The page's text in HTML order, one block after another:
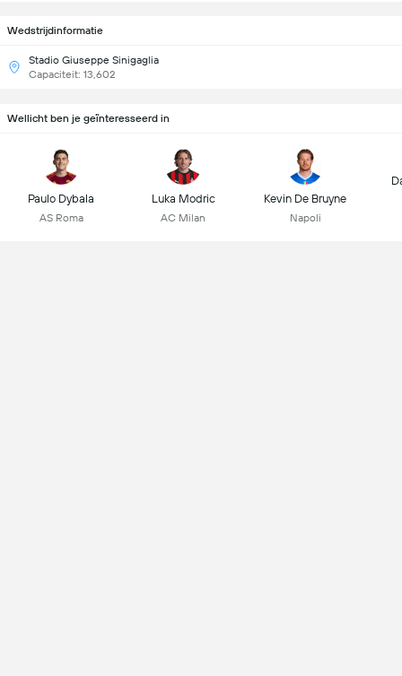
Wedstrijdinformatie
Stadio Giuseppe Sinigaglia
Capaciteit: 13,602
Wellicht ben je geïnteresseerd in
Paulo Dybala
AS Roma
Luka Modric
AC Milan
Kevin De Bruyne
Napoli